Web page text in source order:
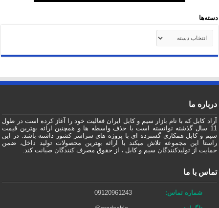
دسته‌ها
درباره ما
آراد کابل که با نام بازار سیم و کابل ایران فعالیت خود را آغاز کرده است در طول
11 سال گذشته توانسته است با حذف واسطه ها و همچنین ارائه بهترین قیمت
سیم و کابل همکاری گسترده ای با پروژه های سراسر کشور داشته باشد. در این
راستا این مجموعه تلاش میکند با ارائه بهترین محصولات تولید داخل، ضمن
حمایت از تولیدکنندگان سیم و کابل ، از حقوق مصرف کنندگان صیانت کند.
تماس با ما
شماره تماس: 09120961243